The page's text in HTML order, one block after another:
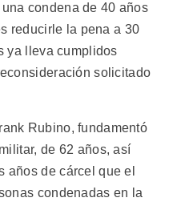
condena de 40 años
reducirle la pena a 30
ya lleva cumplidos
solicitado
Rubino, fundamentó
de 62 años, así
años de cárcel que el
condenadas en la